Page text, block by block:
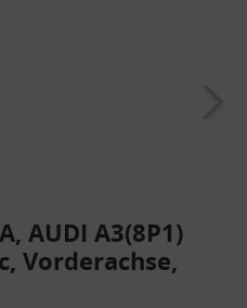
AUDI A3(8P1)
Vorderachse,